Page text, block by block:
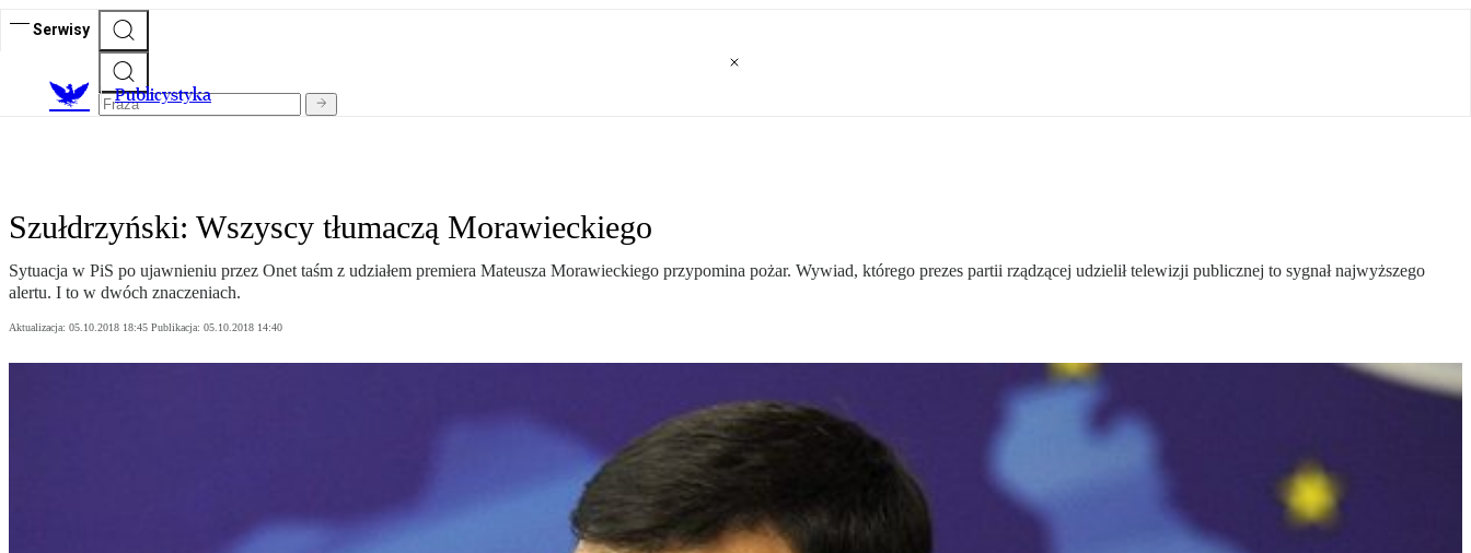
Serwisy
Publicystyka
Szułdrzyński: Wszyscy tłumaczą Morawieckiego
Sytuacja w PiS po ujawnieniu przez Onet taśm z udziałem premiera Mateusza Morawieckiego przypomina pożar. Wywiad, którego prezes partii rządzącej udzielił telewizji publicznej to sygnał najwyższego
alertu. I to w dwóch znaczeniach.
Aktualizacja: 05.10.2018 18:45 Publikacja: 05.10.2018 14:40